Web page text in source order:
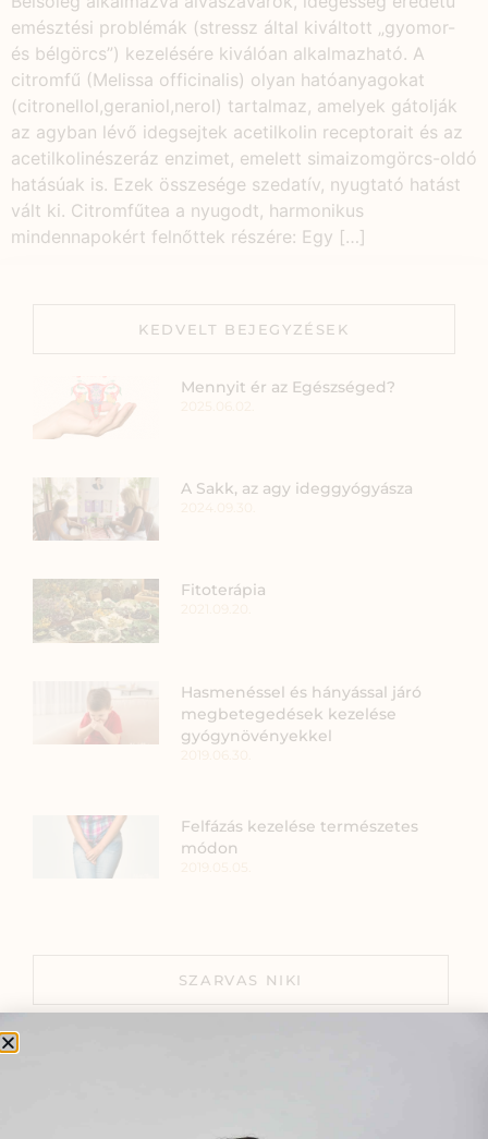
emésztési problémák (stressz által kiváltott „gyomor-
és bélgörcs”) kezelésére kiválóan alkalmazható. A
citromfű (Melissa officinalis) olyan hatóanyagokat
(citronellol,geraniol,nerol) tartalmaz, amelyek gátolják
az agyban lévő idegsejtek acetilkolin receptorait és az
acetilkolinészeráz enzimet, emelett simaizomgörcs-oldó
hatásúak is. Ezek összesége szedatív, nyugtató hatást
vált ki. Citromfűtea a nyugodt, harmonikus
mindennapokért felnőttek részére: Egy […]
KEDVELT BEJEGYZÉSEK
Mennyit ér az Egészséged?
A Sakk, az agy ideggyógyásza
Fitoterápia
Hasmenéssel és hányással járó
megbetegedések kezelése
gyógynövényekkel
Felfázás kezelése természetes
módon
SZARVAS NIKI